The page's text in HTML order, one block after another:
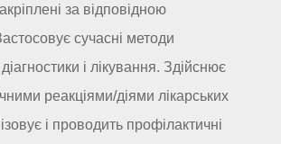
за відповідною
сучасні методи
і лікування. Здійснює
реакціями/діями лікарських
і проводить профілактичні